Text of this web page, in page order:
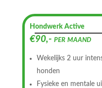
Hondwerk Active
€90,- per maand
Wekelijks 2 uur
honden
Fysieke en mentale